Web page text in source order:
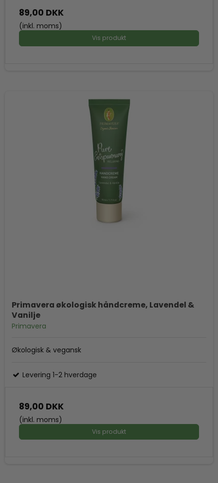
89,00 DKK
(inkl. moms)
Vis produkt
Primavera økologisk håndcreme, Lavendel &
Vanilje
Primavera
Økologisk & vegansk
Levering 1-2 hverdage
89,00 DKK
(inkl. moms)
Vis produkt